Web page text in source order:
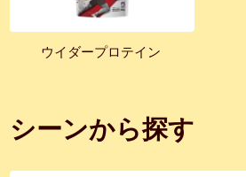
ウイダープロテイン
シーンから探す